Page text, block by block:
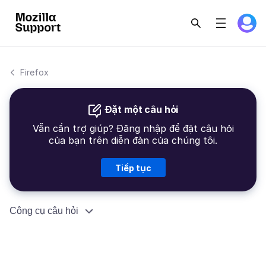
Firefox
Đặt một câu hỏi
Vẫn cần trợ giúp? Đăng nhập để đặt câu hỏi
của bạn trên diễn đàn của chúng tôi.
Tiếp tục
Công cụ câu hỏi